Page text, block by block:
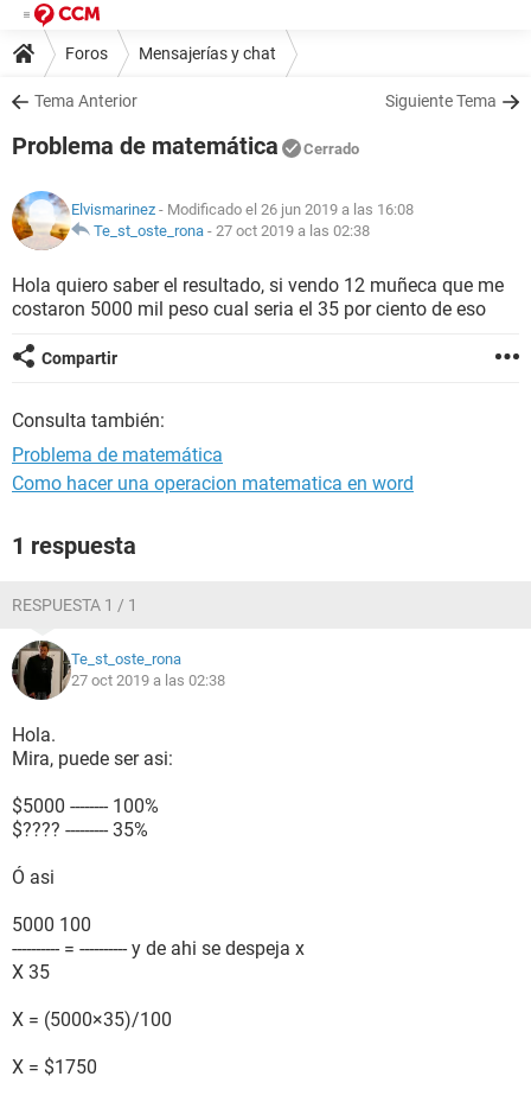
Foros Mensajerías y chat
Tema Anterior Siguiente Tema
Problema de matemática Cerrado
Elvismarinez - Modificado el 26 jun 2019 a las 16:08
Te_st_oste_rona - 27 oct 2019 a las 02:38
Hola quiero saber el resultado, si vendo 12 muñeca que me
costaron 5000 mil peso cual seria el 35 por ciento de eso
Compartir
Consulta también:
Problema de matemática
Como hacer una operacion matematica en word
1 respuesta
RESPUESTA 1 / 1
Te_st_oste_rona
27 oct 2019 a las 02:38
Hola.
Mira, puede ser asi:
$5000 -------- 100%
$???? --------- 35%
Ó asi
5000 100
---------- = ---------- y de ahi se despeja x
X 35
X = (5000×35)/100
X = $1750